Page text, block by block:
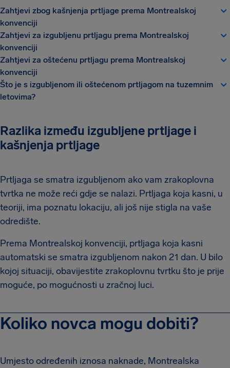
Zahtjevi zbog kašnjenja prtljage prema Montrealskoj
konvenciji
Zahtjevi za izgubljenu prtljagu prema Montrealskoj
konvenciji
Zahtjevi za oštećenu prtljagu prema Montrealskoj
konvenciji
Što je s izgubljenom ili oštećenom prtljagom na tuzemnim
letovima?
Razlika između izgubljene prtljage i
kašnjenja prtljage
Prtljaga se smatra izgubljenom ako vam zrakoplovna
tvrtka ne može reći gdje se nalazi. Prtljaga koja kasni, u
teoriji, ima poznatu lokaciju, ali još nije stigla na vaše
odredište.
Prema Montrealskoj konvenciji, prtljaga koja kasni
automatski se smatra izgubljenom nakon 21 dan. U bilo
kojoj situaciji, obavijestite zrakoplovnu tvrtku što je prije
moguće, po mogućnosti u zračnoj luci.
Koliko novca mogu dobiti?
Umjesto određenih iznosa naknade, Montrealska